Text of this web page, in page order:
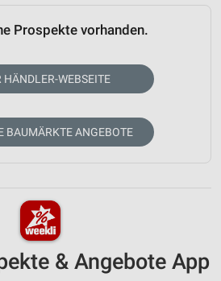
Prospekte vorhanden.
HÄNDLER-WEBSEITE
BAUMÄRKTE ANGEBOTE
& Angebote App